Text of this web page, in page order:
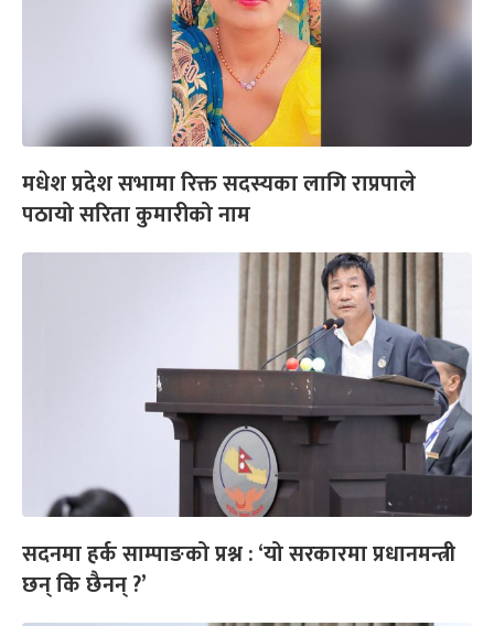
मधेश प्रदेश सभामा रिक्त सदस्यका लागि राप्रपाले
पठायो सरिता कुमारीको नाम
सदनमा हर्क साम्पाङको प्रश्न : ‘यो सरकारमा प्रधानमन्त्री
छन् कि छैनन् ?’